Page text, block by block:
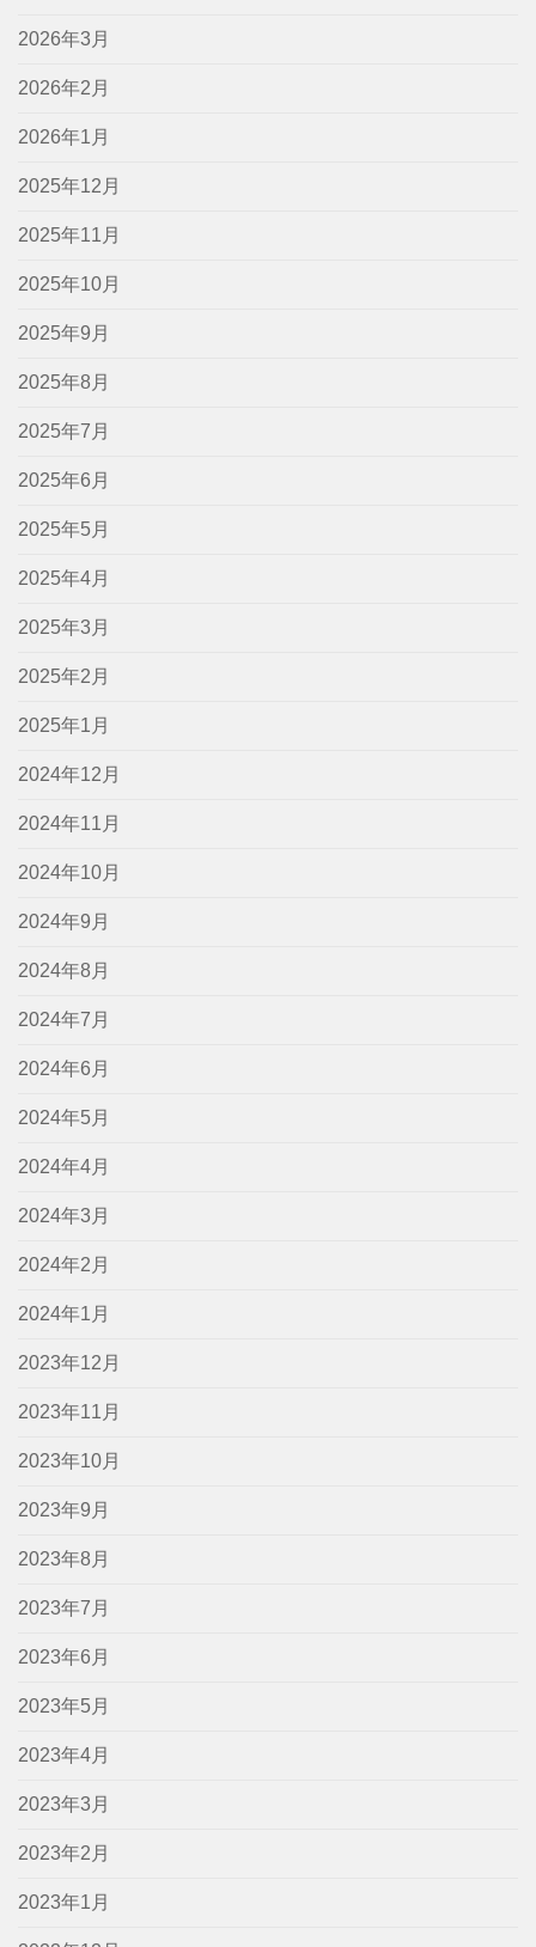
2026年3月
2026年2月
2026年1月
2025年12月
2025年11月
2025年10月
2025年9月
2025年8月
2025年7月
2025年6月
2025年5月
2025年4月
2025年3月
2025年2月
2025年1月
2024年12月
2024年11月
2024年10月
2024年9月
2024年8月
2024年7月
2024年6月
2024年5月
2024年4月
2024年3月
2024年2月
2024年1月
2023年12月
2023年11月
2023年10月
2023年9月
2023年8月
2023年7月
2023年6月
2023年5月
2023年4月
2023年3月
2023年2月
2023年1月